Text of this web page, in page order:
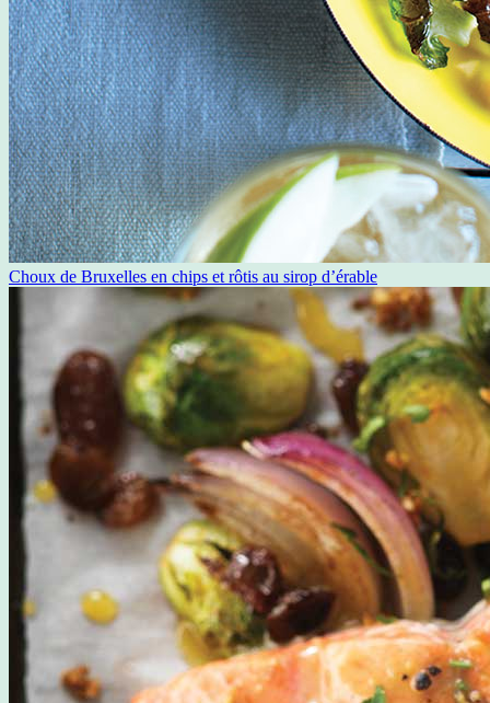
Choux de Bruxelles en chips et rôtis au sirop d’érable